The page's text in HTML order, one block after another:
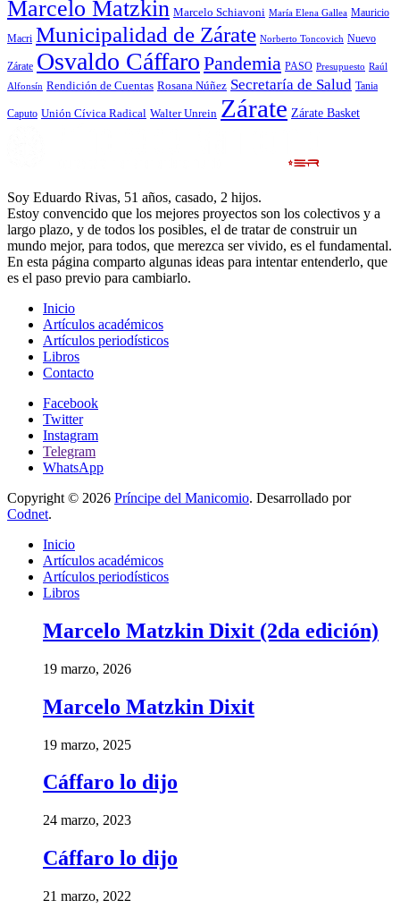
Marcelo Matzkin Marcelo Schiavoni María Elena Gallea Mauricio
Macri Municipalidad de Zárate Norberto Toncovich Nuevo
Zárate Osvaldo Cáffaro Pandemia PASO Presupuesto Raúl
Alfonsín Rendición de Cuentas Rosana Núñez Secretaría de Salud Tania
Caputo Unión Cívica Radical Walter Unrein Zárate Zárate Basket
Soy Eduardo Rivas, 51 años, casado, 2 hijos.
Estoy convencido que los mejores proyectos son los colectivos y a
largo plazo, y de todos los posibles, el de tratar de construir un
mundo mejor, para todos, que merezca ser vivido, es el fundamental.
En esta página comparto algunas ideas para intentar entenderlo, que
es el paso previo para cambiarlo.
Inicio
Artículos académicos
Artículos periodísticos
Libros
Contacto
Facebook
Twitter
Instagram
Telegram
WhatsApp
Copyright © 2026 Príncipe del Manicomio. Desarrollado por
Codnet.
Inicio
Artículos académicos
Artículos periodísticos
Libros
Marcelo Matzkin Dixit (2da edición)
19 marzo, 2026
Marcelo Matzkin Dixit
19 marzo, 2025
Cáffaro lo dijo
24 marzo, 2023
Cáffaro lo dijo
21 marzo, 2022